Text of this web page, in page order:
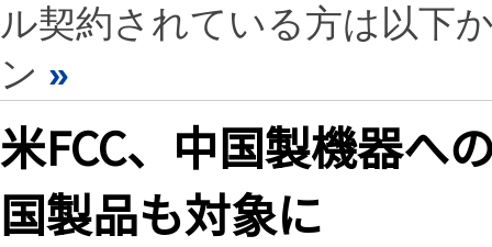
ル契約されている方は以下
ン »
米FCC、中国製機器
国製品も対象に